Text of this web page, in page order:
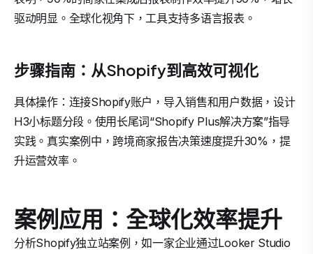
驱动明显。全球化视角下，工具支持多语言报表。
步骤指南：从Shopify到高效可视化
具体操作：连接Shopify账户，导入销售和用户数据，设计
H3小标题分段。使用长尾词“Shopify Plus解决方案”指导
实践。真实案例中，跨境商家报告决策速度提升30%，提
升运营效率。
案例应用：全球化效率提升
分析Shopify独立站案例，如一家企业通过Looker Studio